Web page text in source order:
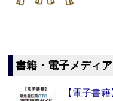
書籍・電子メディア
【電子書